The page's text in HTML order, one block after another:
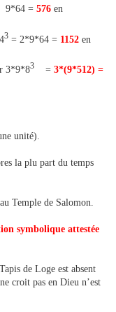
= 576 en
3 = 2*9*64 = 1152 en
3*9*83 = 3*(9*512) =
unité).
la plu part du temps
Temple de Salomon.
symbolique attestée
de Loge est absent
croit pas en Dieu n’est